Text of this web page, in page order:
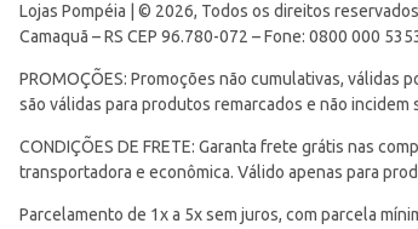
Lojas Pompéia | © 2026, Todos os direitos
Camaquã – RS CEP 96.780-072 – Fone: 0800 000
PROMOÇÕES: Promoções não cumulativas,
são válidas para produtos remarcados e não
CONDIÇÕES DE FRETE: Garanta frete grátis nas
transportadora e econômica. Válido apenas para
Parcelamento de 1x a 5x sem juros, com parcela